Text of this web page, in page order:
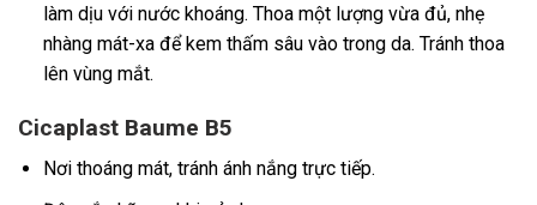
làm dịu với nước khoáng. Thoa một lượng vừa đủ, nhẹ
nhàng mát-xa để kem thấm sâu vào trong da. Tránh thoa
lên vùng mắt.
Cicaplast Baume B5
Nơi thoáng mát, tránh ánh nắng trực tiếp.